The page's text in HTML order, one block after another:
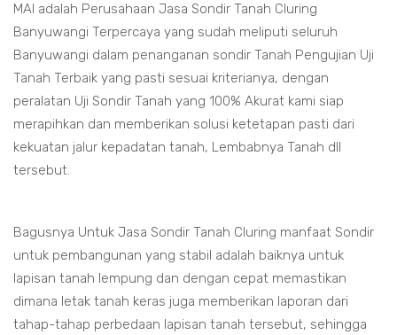
MAI adalah Perusahaan Jasa Sondir Tanah Cluring
Banyuwangi Terpercaya yang sudah meliputi seluruh
Banyuwangi dalam penanganan sondir Tanah Pengujian Uji
Tanah Terbaik yang pasti sesuai kriterianya, dengan
peralatan Uji Sondir Tanah yang 100% Akurat kami siap
merapihkan dan memberikan solusi ketetapan pasti dari
kekuatan jalur kepadatan tanah, Lembabnya Tanah dll
tersebut.
Bagusnya Untuk Jasa Sondir Tanah Cluring manfaat Sondir
untuk pembangunan yang stabil adalah baiknya untuk
lapisan tanah lempung dan dengan cepat memastikan
dimana letak tanah keras juga memberikan laporan dari
tahap-tahap perbedaan lapisan tanah tersebut, sehingga